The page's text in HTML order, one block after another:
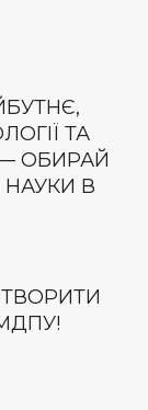
ТА
ОБИРАЙ
НАУКИ В
ТВОРИТИ